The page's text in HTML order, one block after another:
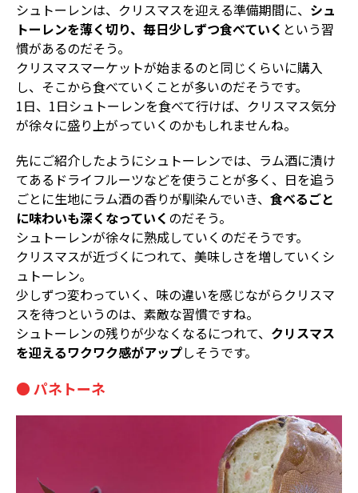
シュトーレンは、クリスマスを迎える準備期間に、 シュ
トーレンを薄く切り、毎日少しずつ食べていく という習
慣があるのだそう。
クリスマスマーケットが始まるのと同じくらいに購入
し、そこから食べていくことが多いのだそうです。
1日、1日シュトーレンを食べて行けば、クリスマス気分
が徐々に盛り上がっていくのかもしれませんね。
先にご紹介したようにシュトーレンでは、ラム酒に漬け
てあるドライフルーツなどを使うことが多く、日を追う
ごとに生地にラム酒の香りが馴染んでいき、 食べるごと
に味わいも深くなっていく のだそう。
シュトーレンが徐々に熟成していくのだそうです。
クリスマスが近づくにつれて、美味しさを増していくシ
ュトーレン。
少しずつ変わっていく、味の違いを感じながらクリスマ
スを待つというのは、素敵な習慣ですね。
シュトーレンの残りが少なくなるにつれて、 クリスマス
を迎えるワクワク感がアップしそうです。
● パネトーネ